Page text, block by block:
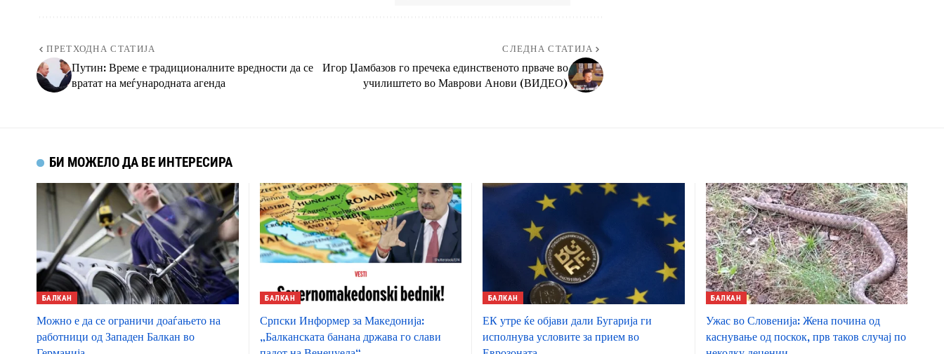
ПРЕТХОДНА СТАТИЈА
Путин: Време е традиционалните вредности да се
вратат на меѓународната агенда
СЛЕДНА СТАТИЈА
Игор Џамбазов го пречека единственото прваче во
училиштето во Маврови Анови (ВИДЕО)
БИ МОЖЕЛО ДА ВЕ ИНТЕРЕСИРА
БАЛКАН
Можно е да се ограничи доаѓањето на
работници од Западен Балкан во
БАЛКАН
Српски Информер за Македонија:
„Балканската банана држава го слави
БАЛКАН
ЕК утре ќе објави дали Бугарија ги
исполнува условите за прием во
БАЛКАН
Ужас во Словенија: Жена почина од
каснување од поскок, прв таков случај по